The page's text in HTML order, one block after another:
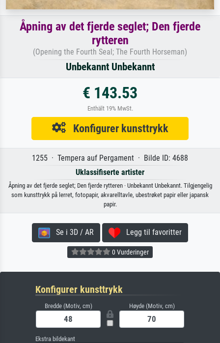
Åpning av det fjerde seglet; Den fjerde
rytteren
(Opening the Fourth Seal; The Fourth Horseman)
Unbekannt Unbekannt
€ 143.53
Enthält 19% MwSt.
Konfigurer kunsttrykk
1255 · Tempera auf Pergament · Bilde ID: 4688
Uklassifiserte artister
Åpning av det fjerde seglet; Den fjerde rytteren · Unbekannt Unbekannt. Tilgjengelig
som kunsttrykk på lerret, fotopapir, akvarelltavle, ubestrøket papir eller japansk
papir.
Se i 3D / AR Legg til favoritter
0 Vurderinger
Konfigurer kunsttrykk
Bredde (Motiv, cm) Høyde (Motiv, cm)
Ekstra bildekant